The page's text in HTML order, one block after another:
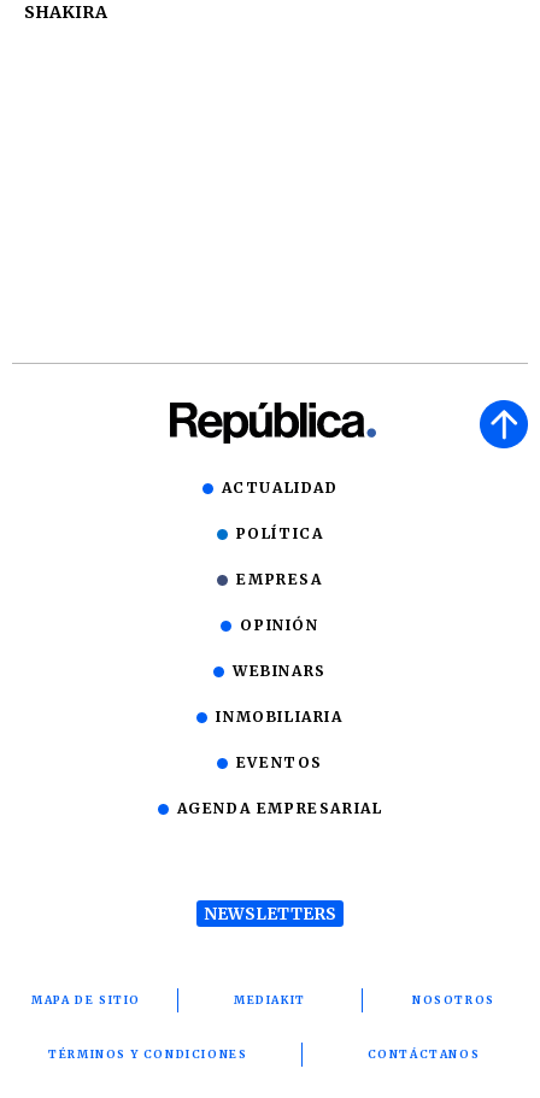
SHAKIRA
ACTUALIDAD
POLÍTICA
EMPRESA
OPINIÓN
WEBINARS
INMOBILIARIA
EVENTOS
AGENDA EMPRESARIAL
NEWSLETTERS
MAPA DE SITIO MEDIAKIT NOSOTROS
TÉRMINOS Y CONDICIONES CONTÁCTANOS